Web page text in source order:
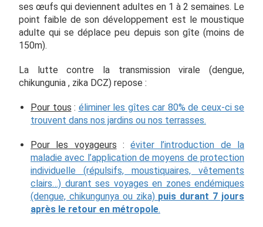
ses œufs qui deviennent adultes en 1 à 2 semaines. Le
point faible de son développement est le moustique
adulte qui se déplace peu depuis son gîte (moins de
150m).
La lutte contre la transmission virale (dengue,
chikungunia , zika DCZ) repose :
Pour tous : éliminer les gîtes car 80% de ceux-ci se
trouvent dans nos jardins ou nos terrasses.
Pour les voyageurs :éviter l’introduction de la
maladie avec l’application de moyens de protection
individuelle (répulsifs, moustiquaires, vêtements
clairs…) durant ses voyages en zones endémiques
(dengue, chikungunya ou zika) puis durant 7 jours
après le retour en métropole.